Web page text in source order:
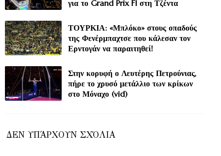
για το Grand Prix F1 στη Τζέντα
ΤΟΥΡΚΙΑ: «Μπλόκο» στους οπαδούς
της Φενέρμπαχτσε που κάλεσαν τον
Ερντογάν να παραιτηθεί!
Στην κορυφή ο Λευτέρης Πετρούνιας,
πήρε το χρυσό μετάλλιο των κρίκων
στο Μόναχο (vid)
ΔΕΝ ΥΠΆΡΧΟΥΝ ΣΧΌΛΙΑ